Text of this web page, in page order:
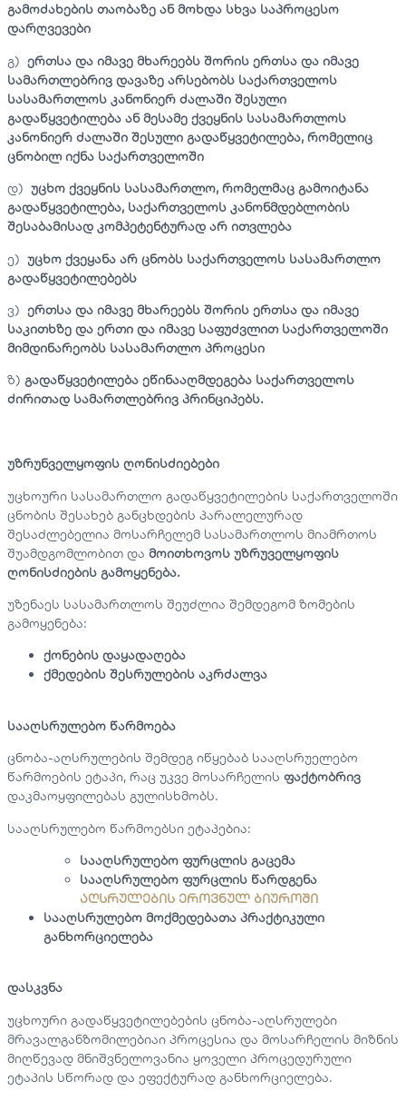
გამოძახების თაობაზე ან მოხდა სხვა საპროცესო
დარღვევები
გ) ერთსა და იმავე მხარეებს შორის ერთსა და იმავე
სამართლებრივ დავაზე არსებობს საქართველოს
სასამართლოს კანონიერ ძალაში შესული
გადაწყვეტილება ან მესამე ქვეყნის სასამართლოს
კანონიერ ძალაში შესული გადაწყვეტილება, რომელიც
ცნობილ იქნა საქართველოში
დ) უცხო ქვეყნის სასამართლო, რომელმაც გამოიტანა
გადაწყვეტილება, საქართველოს კანონმდებლობის
შესაბამისად კომპეტენტურად არ ითვლება
ე) უცხო ქვეყანა არ ცნობს საქართველოს სასამართლო
გადაწყვეტილებებს
ვ) ერთსა და იმავე მხარეებს შორის ერთსა და იმავე
საკითხზე და ერთი და იმავე საფუძვლით საქართველოში
მიმდინარეობს სასამართლო პროცესი
ზ) გადაწყვეტილება ეწინააღმდეგება საქართველოს
ძირითად სამართლებრივ პრინციპებს.
უზრუნველყოფის ღონისძიებები
უცხოური სასამართლო გადაწყვეტილების საქართველოში
ცნობის შესახებ განცხდების პარალელურად
შესაძლებელია მოსარჩელემ სასამართლოს მიამრთოს
შუამდგომლობით და მოითხოვოს უზრუველყოფის
ღონისძიების გამოყენება.
უზენაეს სასამართლოს შეუძლია შემდეგომ ზომების
გამოყენება:
ქონების დაყადაღება
ქმედების შესრულების აკრძალვა
სააღსრულებო წარმოება
ცნობა-აღსრულების შემდეგ იწყებაბ სააღსრუელებო
წარმოების ეტაპი, რაც უკვე მოსარჩელის ფაქტობრივ
დაკმაოყფილებას გულისხმობს.
სააღსრულებო წარმოებსი ეტაპებია:
სააღსრულებო ფურცლის გაცემა
სააღსრულებო ფურცლის წარდგენა
აღსრულების ეროვნულ ბიუროში
სააღსრულებო მოქმედებათა პრაქტიკული
განხორციელება
დასკვნა
უცხოური გადაწყვეტილებების ცნობა-აღსრულები
მრავალგანზომილებიაი პროცესია და მოსარჩელის მიზნის
მიღწევად მნიშვნელოვანია ყოველი პროცედურული
ეტაპის სწორად და ეფექტურად განხორციელება.